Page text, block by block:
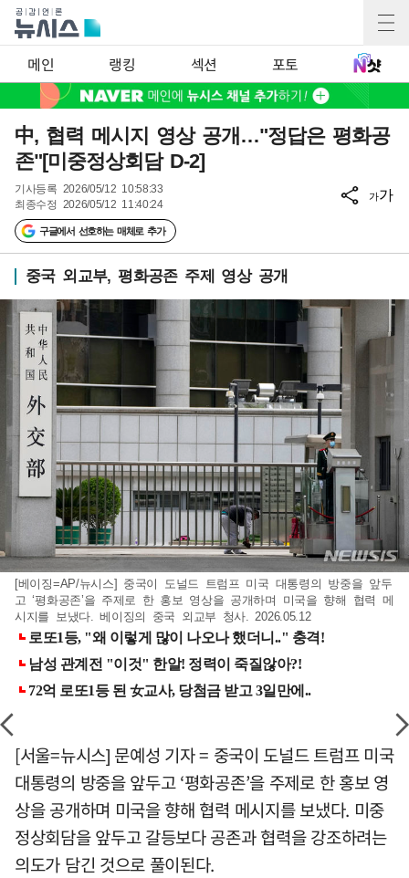
메인 랭킹 섹션 포토
中, 협력 메시지 영상 공개…"정답은 평화공
존"[미중정상회담 D-2]
기사등록 2026/05/12 10:58:33
최종수정 2026/05/12 11:40:24
구글에서 선호하는 매체로 추가
가가
중국 외교부, 평화공존 주제 영상 공개
[베이징=AP/뉴시스] 중국이 도널드 트럼프 미국 대통령의 방중을 앞두
고 ‘평화공존’을 주제로 한 홍보 영상을 공개하며 미국을 향해 협력 메
시지를 보냈다. 베이징의 중국 외교부 청사. 2026.05.12
[서울=뉴시스] 문예성 기자 = 중국이 도널드 트럼프 미국
대통령의 방중을 앞두고 ‘평화공존’을 주제로 한 홍보 영
상을 공개하며 미국을 향해 협력 메시지를 보냈다. 미중
정상회담을 앞두고 갈등보다 공존과 협력을 강조하려는
의도가 담긴 것으로 풀이된다.